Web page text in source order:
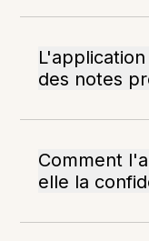
des notes
Comment
elle la